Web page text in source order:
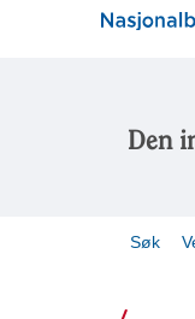
Den
Søk